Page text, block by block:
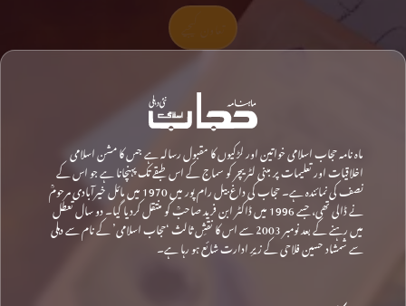
ماہ نامہ حجاب اسلامی خواتین اور لڑکیوں کا مقبول رسالہ ہے جس کا مشن اسلامی
اخلاقیات اور تعلیمات پر مبنی لٹریچر کو سماج کے اس طبقے تک پہنچانا ہے جو اس کے
نصف کی نمائندہ ہے۔ حجاب کی داغ بیل رام پور میں 1970 میں مائل خیرآبادی مرحومؒ
نے ڈالی تھی، جسے 1996 میں ڈاکٹر ابن فرید صاحبؒ کو منتقل کردیا گیا۔ دو سال تعطل
میں رہنے کے بعد نومبر 2003 سے اس کا نقشِ ثالث ‘حجاب اسلامی’ کے نام سے دہلی
سے شمشاد حسین فلاحی کے زیرِ ادارت شائع ہو رہا ہے۔